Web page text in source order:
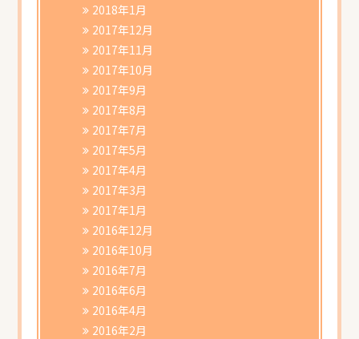
2018年1月
2017年12月
2017年11月
2017年10月
2017年9月
2017年8月
2017年7月
2017年5月
2017年4月
2017年3月
2017年1月
2016年12月
2016年10月
2016年7月
2016年6月
2016年4月
2016年2月